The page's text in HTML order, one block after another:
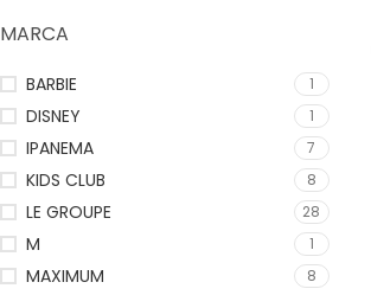
MARCA
BARBIE 1
DISNEY 1
IPANEMA 7
KIDS CLUB 8
LE GROUPE 28
M 1
MAXIMUM 8